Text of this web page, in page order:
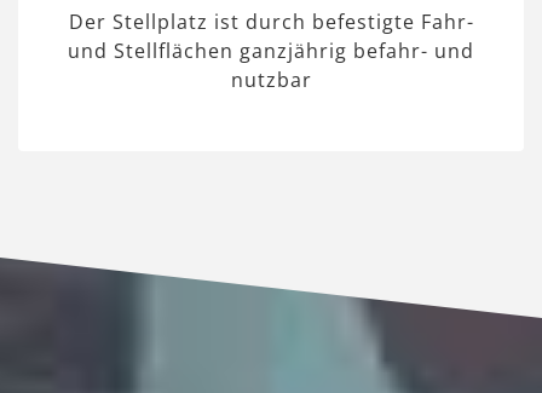
Der Stellplatz ist durch befestigte Fahr-
und Stellflächen ganzjährig befahr- und
nutzbar